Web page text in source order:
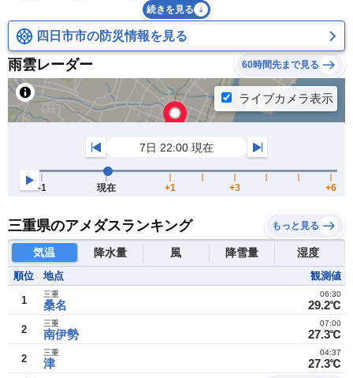
続きを見る
四日市市の防災情報を見る
雨雲レーダー 60時間先まで見る
三重県のアメダスランキング もっと見る
気温 降水量 風 降雪量 湿度
順位 地点 観測値
1 桑名
三重
29.2℃
06:30
2 南伊勢
三重
27.3℃
07:00
2 津
三重
27.3℃
04:37